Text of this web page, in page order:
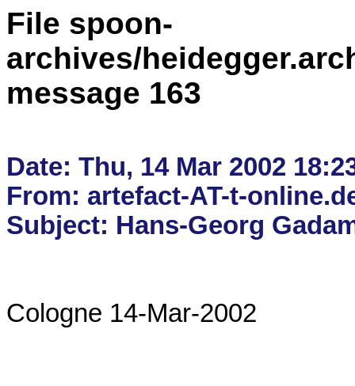
File spoon-
archives/
message 163
Date: Thu, 14 Mar 2002
From: artefact-AT-t-
Cologne 14-Mar-2002